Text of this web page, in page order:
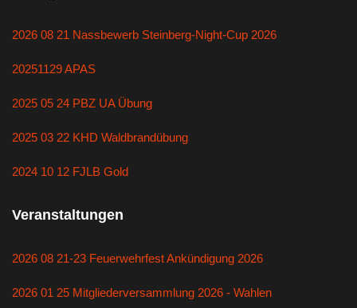
2026 08 21 Nassbewerb Steinberg-Night-Cup 2026
20251129 APAS
2025 05 24 PBZ UA Übung
2025 03 22 KHD Waldbrandübung
2024 10 12 FJLB Gold
Veranstaltungen
2026 08 21-23 Feuerwehrfest Ankündigung 2026
2026 01 25 Mitgliederversammlung 2026 - Wahlen